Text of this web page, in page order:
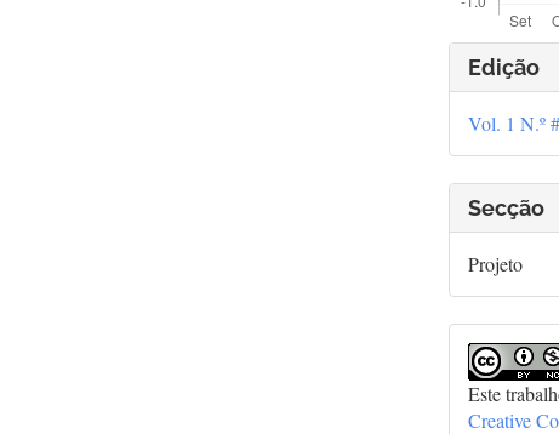
Edição
Vol. 1 N.º
Secção
Projeto
Este
Creative